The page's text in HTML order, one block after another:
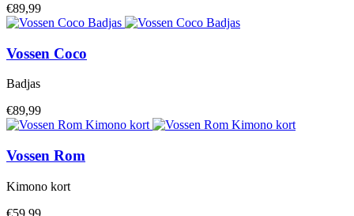
€89,99
Vossen Coco
Badjas
€89,99
Vossen Rom
Kimono kort
€59,99